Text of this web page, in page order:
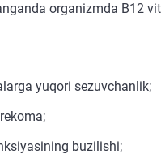
organizmda B12
yuqori sezuvchanlik;
buzilishi;